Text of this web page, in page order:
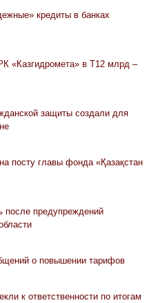
кредиты в банках
«Казгидромета» в Т12 млрд –
защиты создали для
посту главы фонда «Қазақстан
после предупреждений
о повышении тарифов
к ответственности по итогам